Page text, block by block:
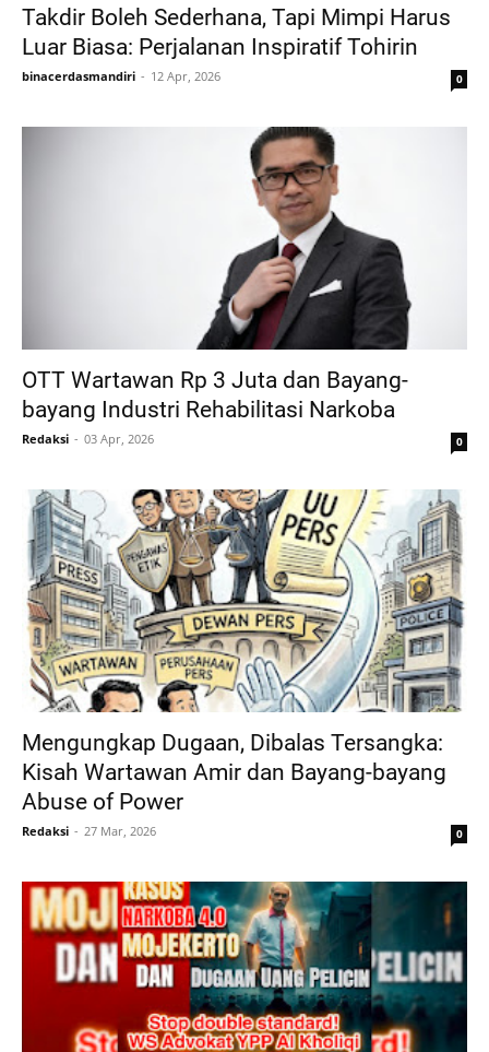
Takdir Boleh Sederhana, Tapi Mimpi Harus
Luar Biasa: Perjalanan Inspiratif Tohirin
binacerdasmandiri 12 Apr, 2026 0
OTT Wartawan Rp 3 Juta dan Bayang-
bayang Industri Rehabilitasi Narkoba
Redaksi 03 Apr, 2026 0
Mengungkap Dugaan, Dibalas Tersangka:
Kisah Wartawan Amir dan Bayang-bayang
Abuse of Power
Redaksi 27 Mar, 2026 0